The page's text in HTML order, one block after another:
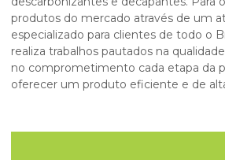
produtos do mercado através de um
especializado para clientes de todo o
realiza trabalhos pautados na
no comprometimento cada etapa da
oferecer um produto eficiente e de